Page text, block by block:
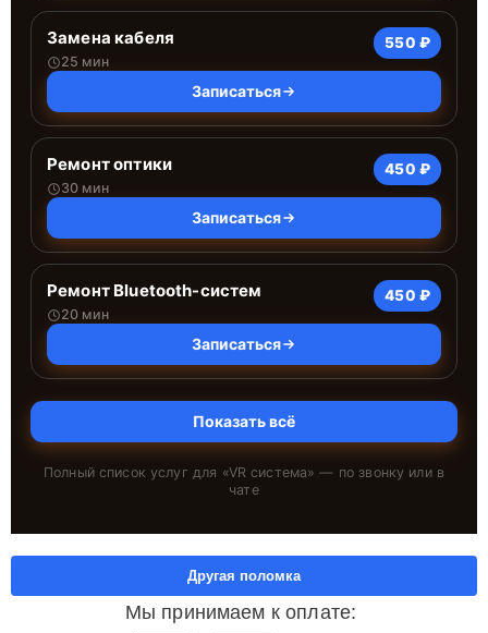
Замена кабеля
25 мин
550 ₽
Записаться
Ремонт оптики
30 мин
450 ₽
Записаться
Ремонт Bluetooth-систем
20 мин
450 ₽
Записаться
Показать всё
Полный список услуг для «VR система» — по звонку или в
чате
Мы принимаем к оплате:
Другая поломка